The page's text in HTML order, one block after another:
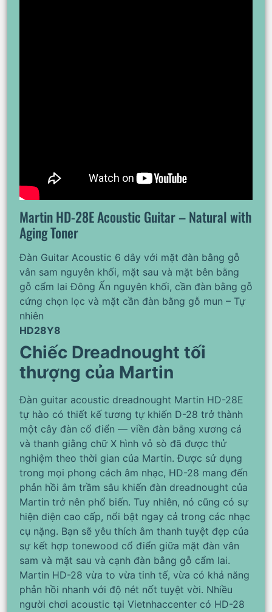
Martin HD-28E Acoustic Guitar – Natural with
Aging Toner
Đàn Guitar Acoustic 6 dây với mặt đàn bằng gỗ
vân sam nguyên khối, mặt sau và mặt bên bằng
gỗ cẩm lai Đông Ấn nguyên khối, cần đàn bằng gỗ
cứng chọn lọc và mặt cần đàn bằng gỗ mun – Tự
nhiên
HD28Y8
Chiếc Dreadnought tối
thượng của Martin
Đàn guitar acoustic dreadnought Martin HD-28E
tự hào có thiết kế tương tự khiến D-28 trở thành
một cây đàn cổ điển — viền đàn bằng xương cá
và thanh giằng chữ X hình vỏ sò đã được thử
nghiệm theo thời gian của Martin. Được sử dụng
trong mọi phong cách âm nhạc, HD-28 mang đến
phản hồi âm trầm sâu khiến đàn dreadnought của
Martin trở nên phổ biến. Tuy nhiên, nó cũng có sự
hiện diện cao cấp, nổi bật ngay cả trong các nhạc
cụ nặng. Bạn sẽ yêu thích âm thanh tuyệt đẹp của
sự kết hợp tonewood cổ điển giữa mặt đàn vân
sam và mặt sau và cạnh đàn bằng gỗ cẩm lai.
Martin HD-28 vừa to vừa tinh tế, vừa có khả năng
phản hồi nhanh với độ nét nốt tuyệt vời. Nhiều
người chơi acoustic tại Vietnhaccenter có HD-28